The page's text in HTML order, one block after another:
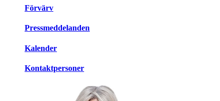
Förvärv
Pressmeddelanden
Kalender
Kontaktpersoner